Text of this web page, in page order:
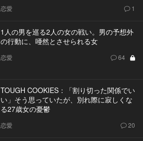
恋愛 1
1人の男を巡る2人の女の戦い。男の予想外
の行動に、唖然とさせられる女
恋愛 64
TOUGH COOKIES：「割り切った関係でい
い」そう思っていたが、別れ際に寂しくな
る27歳女の憂鬱
恋愛 20